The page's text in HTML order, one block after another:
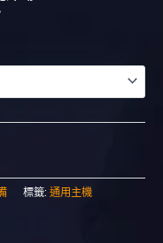
標籤: 通用主機